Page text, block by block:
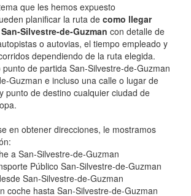
que les hemos expuesto
planificar la ruta de como llegar
Silvestre-de-Guzman con detalle de
o autovias, el tiempo empleado y
dependiendo de la ruta elegida.
de partida San-Silvestre-de-Guzman
Guzman e incluso una calle o lugar de
punto de destino cualquier ciudad de
en obtener direcciones, le mostramos
a San-Silvestre-de-Guzman
Público San-Silvestre-de-Guzman
San-Silvestre-de-Guzman
coche hasta San-Silvestre-de-Guzman